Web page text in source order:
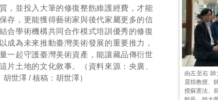
由左至右
震煌教授、
授蘇憲法、
，並投入大筆的修復整飭維護經費，才能
存，更能獲得藝術家與後代家屬更多的信
合學術機構共同合作模式培訓優秀的修復
成為未來推動臺灣美術發展的重要推力，
一起守護臺灣美術資產，能讓藏品傳衍世
片土地的文化敘事。（資料來源：央廣、
世澤 / 核稿：胡世澤）